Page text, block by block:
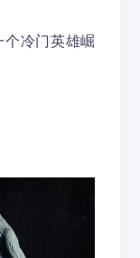
冷门英雄崛